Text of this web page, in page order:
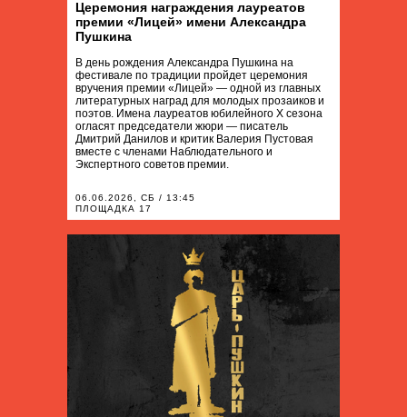
Церемония награждения лауреатов
премии «Лицей» имени Александра
Пушкина
В день рождения Александра Пушкина на
фестивале по традиции пройдет церемония
вручения премии «Лицей» — одной из главных
литературных наград для молодых прозаиков и
поэтов. Имена лауреатов юбилейного X сезона
огласят председатели жюри — писатель
Дмитрий Данилов и критик Валерия Пустовая
вместе с членами Наблюдательного и
Экспертного советов премии.
06.06.2026, СБ / 13:45
ПЛОЩАДКА 17